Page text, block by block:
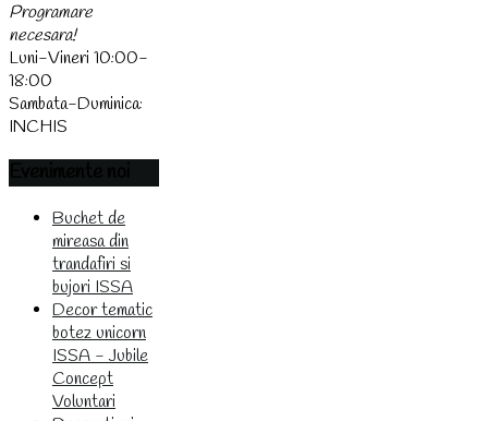
Programare
necesara!
Luni-Vineri 10:00-
18:00
Sambata-Duminica:
INCHIS
Buchet de
mireasa din
trandafiri si
bujori ISSA
Decor tematic
botez unicorn
ISSA - Jubile
Concept
Voluntari